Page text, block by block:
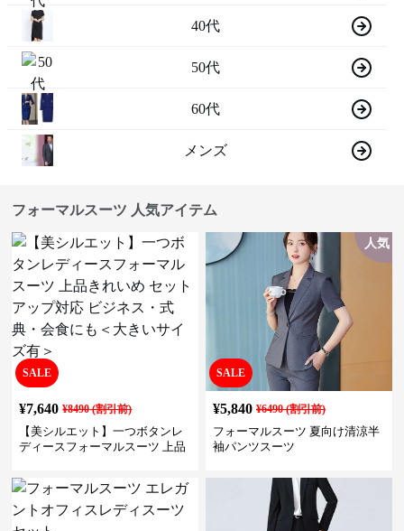
40代
50代
60代
メンズ
フォーマルスーツ 人気アイテム
SALE
¥7,640 ¥8490(割引前)
【美シルエット】一つボタンレ
ディースフォーマルスーツ 上品
ネス・式典・会食にも＜大きい
サイズ有＞
SALE
人気
¥5,840 ¥6490(割引前)
フォーマルスーツ 夏向け清涼半
袖パンツスーツ